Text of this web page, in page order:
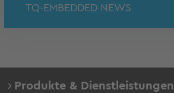
TQ-EMBEDDED NEWS
Produkte & Dienstleistungen